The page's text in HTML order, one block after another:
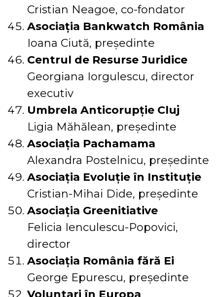
Cristian Neagoe, co-fondator
Asociația Bankwatch România
Ioana Ciută, președinte
Centrul de Resurse Juridice
Georgiana Iorgulescu, director
executiv
Umbrela Anticorupție Cluj
Ligia Măhălean, președinte
Asociația Pachamama
Alexandra Postelnicu, președinte
Asociația Evoluție în Instituție
Cristian-Mihai Dide, președinte
Asociația Greenitiative
Felicia Ienculescu-Popovici,
director
Asociația România fără Ei
George Epurescu, preşedinte
Voluntari în Europa